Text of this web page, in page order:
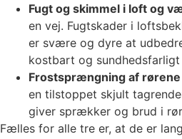
Fugt og skimmel i loft og
en vej. Fugtskader i
er svære og dyre at
kostbart og
Frostsprængning af rørene
en tilstoppet skjult
giver sprækker og brud i
Fælles for alle tre er, at de er